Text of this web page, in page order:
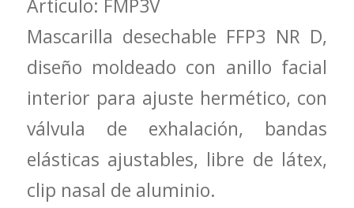
Artículo: FMP3V
Mascarilla desechable FFP3 NR D,
diseño moldeado con anillo facial
interior para ajuste hermético, con
válvula de exhalación, bandas
elásticas ajustables, libre de látex,
clip nasal de aluminio.